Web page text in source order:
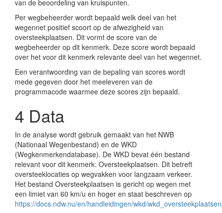
van de beoordeling van kruispunten.
Per wegbeheerder wordt bepaald welk deel van het
wegennet positief scoort op de afwezigheid van
oversteekplaatsen. Dit vormt de score van de
wegbeheerder op dit kenmerk. Deze score wordt bepaald
over het voor dit kenmerk relevante deel van het wegennet.
Een verantwoording van de bepaling van scores wordt
mede gegeven door het meeleveren van de
programmacode waarmee deze scores zijn bepaald.
4 Data
In de analyse wordt gebruik gemaakt van het NWB
(Nationaal Wegenbestand) en de WKD
(Wegkenmerkendatabase). De WKD bevat één bestand
relevant voor dit kenmerk: Oversteekplaatsen. Dit betreft
oversteeklocaties op wegvakken voor langzaam verkeer.
Het bestand Oversteekplaatsen is gericht op wegen met
een limiet van 60 km/u en hoger en staat beschreven op
https://docs.ndw.nu/en/handleidingen/wkd/